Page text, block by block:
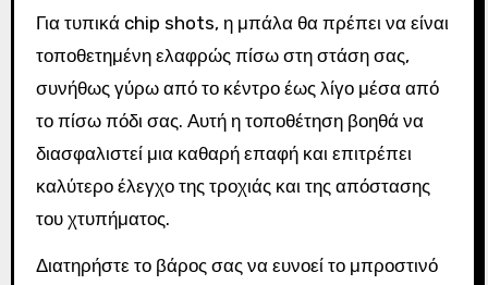
Για τυπικά chip shots, η μπάλα θα πρέπει να είναι
τοποθετημένη ελαφρώς πίσω στη στάση σας,
συνήθως γύρω από το κέντρο έως λίγο μέσα από
το πίσω πόδι σας. Αυτή η τοποθέτηση βοηθά να
διασφαλιστεί μια καθαρή επαφή και επιτρέπει
καλύτερο έλεγχο της τροχιάς και της απόστασης
του χτυπήματος.
Διατηρήστε το βάρος σας να ευνοεί το μπροστινό